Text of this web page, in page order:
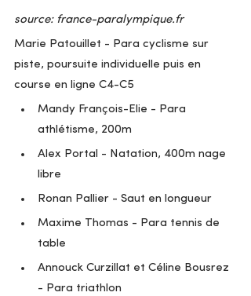
source: france-paralympique.fr
Marie Patouillet - Para cyclisme sur
piste, poursuite individuelle puis en
course en ligne C4-C5
Mandy François-Elie - Para
athlétisme, 200m
Alex Portal - Natation, 400m nage
libre
Ronan Pallier - Saut en longueur
Maxime Thomas - Para tennis de
table
Annouck Curzillat et Céline Bousrez
- Para triathlon